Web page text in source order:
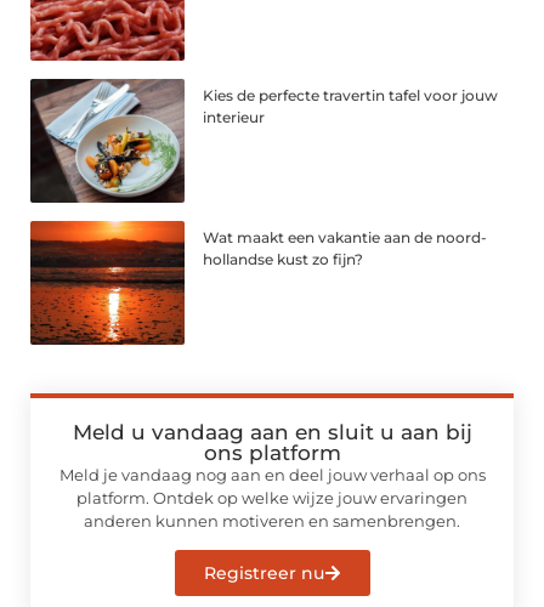
Kies de perfecte travertin tafel voor jouw
interieur
Wat maakt een vakantie aan de noord-
hollandse kust zo fijn?
Meld u vandaag aan en sluit u aan bij
ons platform
Meld je vandaag nog aan en deel jouw verhaal op ons
platform. Ontdek op welke wijze jouw ervaringen
anderen kunnen motiveren en samenbrengen.
Registreer nu